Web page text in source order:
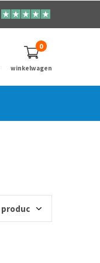
winkelwagen
0